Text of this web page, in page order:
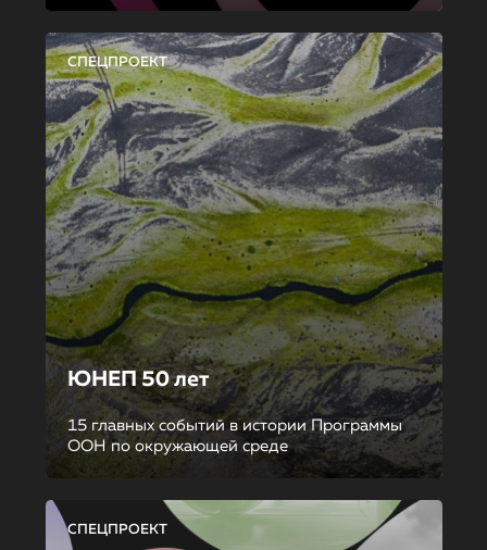
СПЕЦПРОЕКТ
ЮНЕП 50 лет
15 главных событий в истории Программы
ООН по окружающей среде
СПЕЦПРОЕКТ